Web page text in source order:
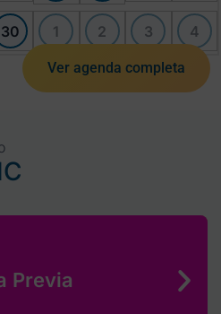
30 1 2 3 4
Ver agenda completa
Previa